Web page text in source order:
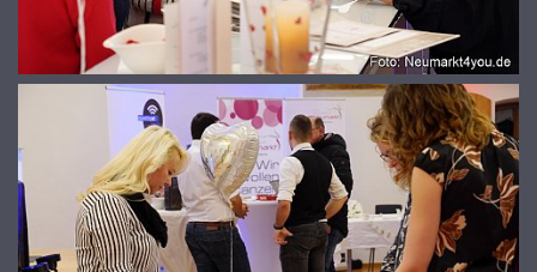
© 2026www.galerie-neumarkt.de